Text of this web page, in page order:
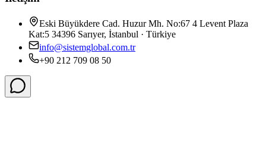
Eski Büyükdere Cad. Huzur Mh. No:67 4 Levent Plaza
Kat:5 34396 Sarıyer, İstanbul · Türkiye
info@sistemglobal.com.tr
+90 212 709 08 50